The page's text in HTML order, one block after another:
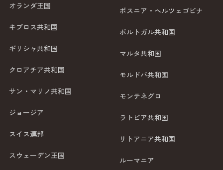
オランダ王国
キプロス共和国
ギリシャ共和国
クロアチア共和国
サン・マリノ共和国
ジョージア
スイス連邦
スウェーデン王国
ボスニア・ヘルツェゴビナ
ポルトガル共和国
マルタ共和国
モルドバ共和国
モンテネグロ
ラトビア共和国
リトアニア共和国
ルーマニア